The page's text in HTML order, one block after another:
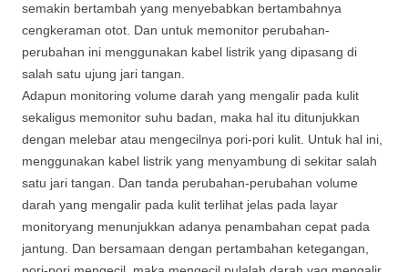
semakin bertambah yang menyebabkan bertambahnya
cengkeraman otot. Dan untuk memonitor perubahan-
perubahan ini menggunakan kabel listrik yang dipasang di
salah satu ujung jari tangan.
Adapun monitoring volume darah yang mengalir pada kulit
sekaligus memonitor suhu badan, maka hal itu ditunjukkan
dengan melebar atau mengecilnya pori-pori kulit. Untuk hal ini,
menggunakan kabel listrik yang menyambung di sekitar salah
satu jari tangan. Dan tanda perubahan-perubahan volume
darah yang mengalir pada kulit terlihat jelas pada layar
monitoryang menunjukkan adanya penambahan cepat pada
jantung. Dan bersamaan dengan pertambahan ketegangan,